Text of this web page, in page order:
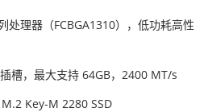
理器（FCBGA1310），低功耗高性
槽，最大支持 64GB，2400 MT/s
Key-M 2280 SSD